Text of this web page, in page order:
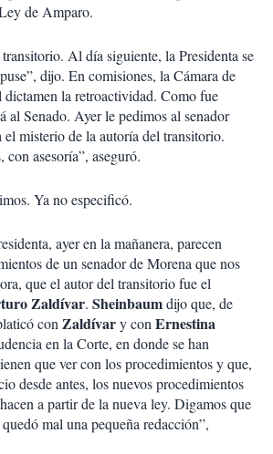
de Amparo.
Al día siguiente, la Presidenta se
dijo. En comisiones, la Cámara de
la retroactividad. Como fue
al Senado. Ayer le pedimos al senador
el misterio de la autoría del transitorio.
asesoría”, aseguró.
Ya no especificó.
ayer en la mañanera, parecen
de un senador de Morena que nos
que el autor del transitorio fue el
Zaldívar. Sheinbaumdijo que, de
con Zaldívary con Ernestina
en la Corte, en donde se han
que ver con los procedimientos y que,
desde antes, los nuevos procedimientos
a partir de la nueva ley. Digamos que
mal una pequeña redacción”,